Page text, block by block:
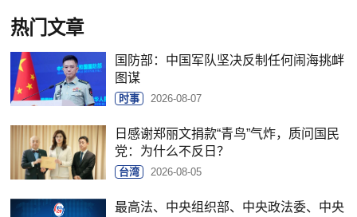
热门文章
国防部：中国军队坚决反制任何闹海挑衅
图谋
时事 2026-08-07
日感谢郑丽文捐款“青鸟”气炸，质问国民
党：为什么不反日？
台湾 2026-08-05
最高法、中央组织部、中央政法委、中央